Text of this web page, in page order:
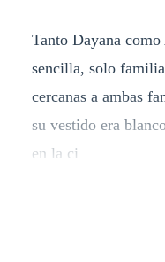
Tanto Dayana
sencilla, solo
cercanas a ambas
su vestido era
en la ci